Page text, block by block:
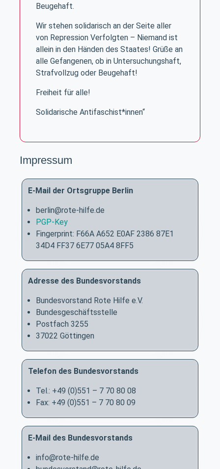
Beugehaft.
Wir stehen solidarisch an der Seite aller
von Repression Verfolgten – Niemand ist
allein in den Händen des Staates! Grüße an
alle Gefangenen, ob in Untersuchungshaft,
Strafvollzug oder Beugehaft!
Freiheit für alle!
Solidarische Antifaschist*innen“
Impressum
E-Mail der Ortsgruppe Berlin
berlin@rote-hilfe.de
PGP-Key
Fingerprint: F66A A652 E0AF 2386 87E1
34D4 FF37 6E77 05A4 8FF5
Adresse des Bundesvorstands
Bundesvorstand Rote Hilfe e.V.
Bundesgeschäftsstelle
Postfach 3255
37022 Göttingen
Telefon des Bundesvorstands
Tel.: +49 (0)551 – 7 70 80 08
Fax: +49 (0)551 – 7 70 80 09
E-Mail des Bundesvorstands
info@rote-hilfe.de